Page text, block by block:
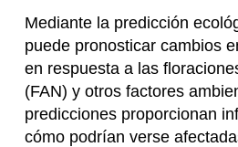
Mediante la predicción
puede pronosticar cambios
en respuesta a las
(FAN) y otros factores
predicciones proporcionan
cómo podrían verse